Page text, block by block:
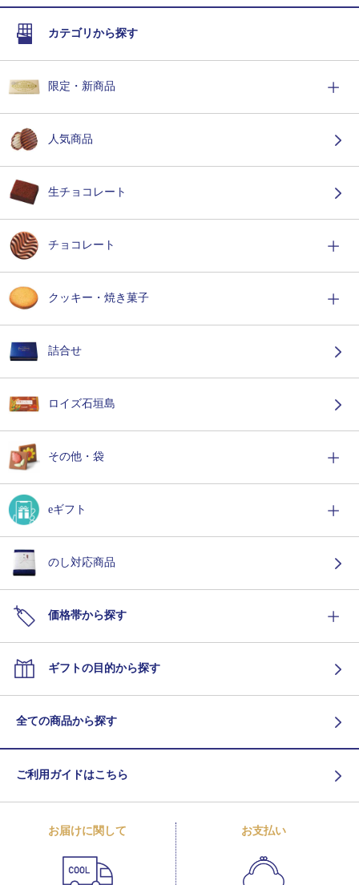
カテゴリから探す
限定・新商品
人気商品
生チョコレート
チョコレート
クッキー・焼き菓子
詰合せ
ロイズ石垣島
その他・袋
eギフト
のし対応商品
価格帯から探す
ギフトの目的から探す
全ての商品から探す
ご利用ガイドはこちら
お届けに関して お支払い